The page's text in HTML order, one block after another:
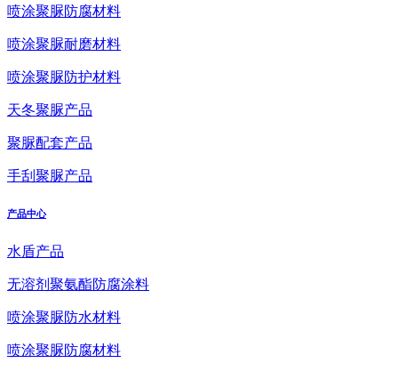
喷涂聚脲防腐材料
喷涂聚脲耐磨材料
喷涂聚脲防护材料
天冬聚脲产品
聚脲配套产品
手刮聚脲产品
产品中心
水盾产品
无溶剂聚氨酯防腐涂料
喷涂聚脲防水材料
喷涂聚脲防腐材料